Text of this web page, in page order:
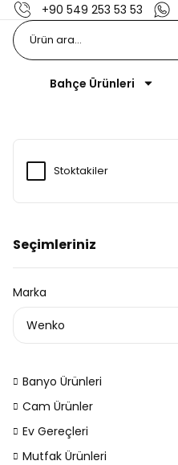
+90 549 253 53 53
Bahçe Ürünleri
Stoktakiler
Seçimleriniz
Marka
Wenko
Banyo Ürünleri
Cam Ürünler
Ev Gereçleri
Mutfak Ürünleri